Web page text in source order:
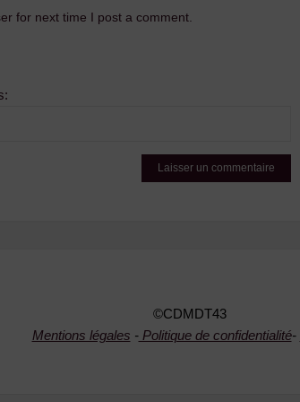
for next time I post a comment.
©CDMDT43
Mentions légales -Politique de confidentialité-